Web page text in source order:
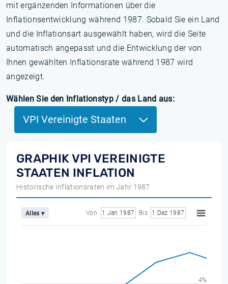
mit ergänzenden Informationen über die
Inflationsentwicklung während 1987. Sobald Sie ein Land
und die Inflationsart ausgewählt haben, wird die Seite
automatisch angepasst und die Entwicklung der von
Ihnen gewählten Inflationsrate während 1987 wird
angezeigt.
Wählen Sie den Inflationstyp / das Land aus:
VPI Vereinigte Staaten
GRAPHIK VPI VEREINIGTE
STAATEN INFLATION
Historische Inflationsraten im Jahr 1987
Alles ▾ Von 1 Jan 1987 Bis 1 Dez 1987
4%